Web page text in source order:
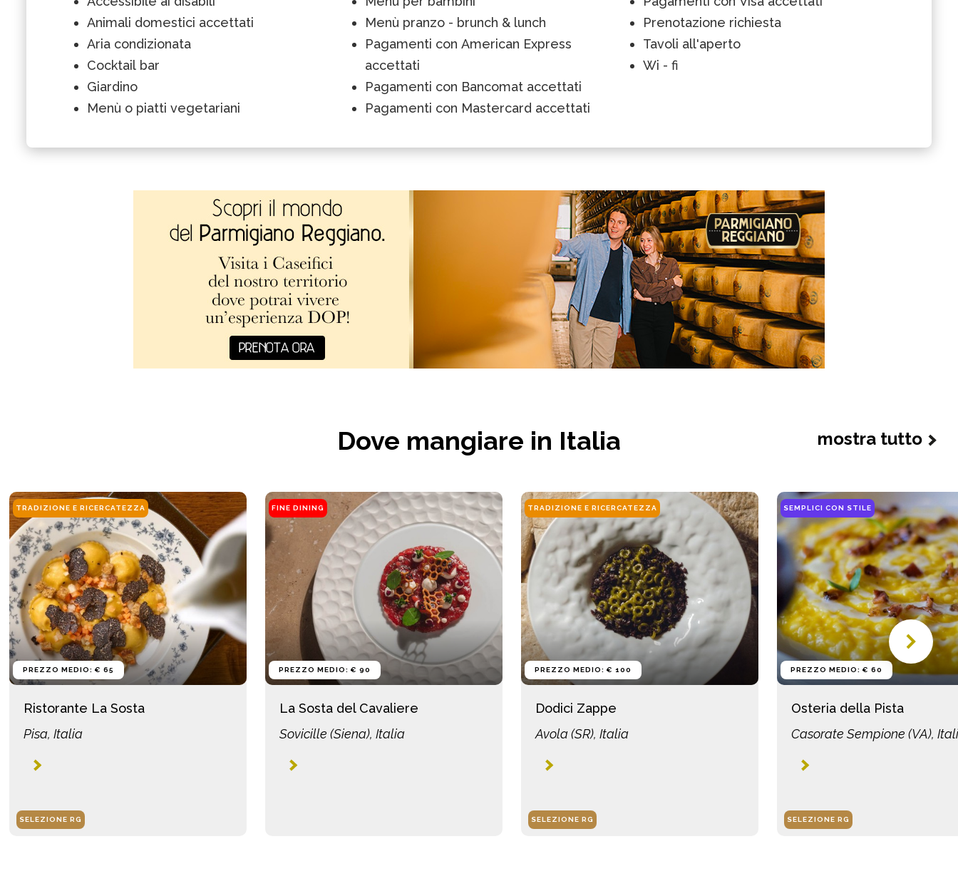
Animali domestici accettati
Aria condizionata
Cocktail bar
Giardino
Menù o piatti vegetariani
Menù pranzo - brunch & lunch
Pagamenti con American Express
accettati
Pagamenti con Bancomat accettati
Pagamenti con Mastercard accettati
Prenotazione richiesta
Tavoli all'aperto
Wi - fi
Dove mangiare in Italia mostra tutto
TRADIZIONE E RICERCATEZZA
PREZZO MEDIO: € 65
Ristorante La Sosta
Pisa, Italia
SELEZIONE RG
FINE DINING
PREZZO MEDIO: € 90
La Sosta del Cavaliere
Sovicille (Siena), Italia
TRADIZIONE E RICERCATEZZA
PREZZO MEDIO: € 100
Dodici Zappe
Avola (SR), Italia
SELEZIONE RG
SEMPLICI CON STILE
PREZZO MEDIO: € 60
Osteria della Pista
Casorate Sempione (VA),
SELEZIONE RG